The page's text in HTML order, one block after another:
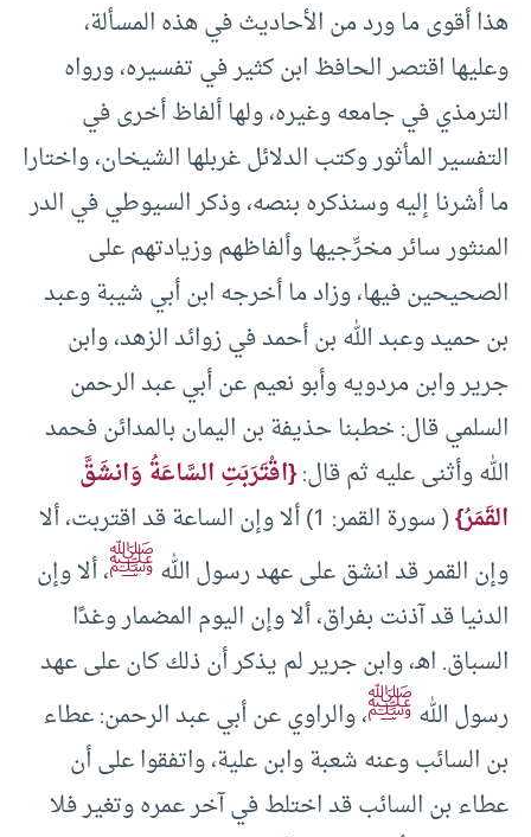
هذا أقوى ما ورد من الأحاديث في هذه المسألة،
وعليها اقتصر الحافظ ابن كثير في تفسيره، ورواه
الترمذي في جامعه وغيره، ولها ألفاظ أخرى في
التفسير المأثور وكتب الدلائل غربلها الشيخان، واختارا
ما أشرنا إليه وسنذكره بنصه، وذكر السيوطي في الدر
المنثور سائر مخرِّجيها وألفاظهم وزيادتهم على
الصحيحين فيها، وزاد ما أخرجه ابن أبي شيبة وعبد
بن حميد وعبد الله بن أحمد في زوائد الزهد، وابن
جرير وابن مردويه وأبو نعيم عن أبي عبد الرحمن
السلمي قال: خطبنا حذيفة بن اليمان بالمدائن فحمد
الله وأثنى عليه ثم قال:{اقْتَرَبَتِ السَّاعَةُ وَانشَقَّ
القَمَرُ}
( سورة القمر: 1) ألا وإن الساعة قد اقتربت، ألا
وإن القمر قد انشق على عهد رسول اللهﷺ، ألا وإن
الدنيا قد آذنت بفراق، ألا وإن اليوم المضمار وغدًا
السباق. اهـ، وابن جرير لم يذكر أن ذلك كان على عهد
رسول اللهﷺ، والراوي عن أبي عبد الرحمن: عطاء
بن السائب وعنه شعبة وابن علية، واتفقوا على أن
عطاء بن السائب قد اختلط في آخر عمره وتغير فلا